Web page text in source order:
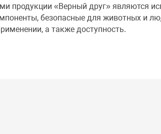
продукции «Верный друг» являются
безопасные для животных и
а также доступность.